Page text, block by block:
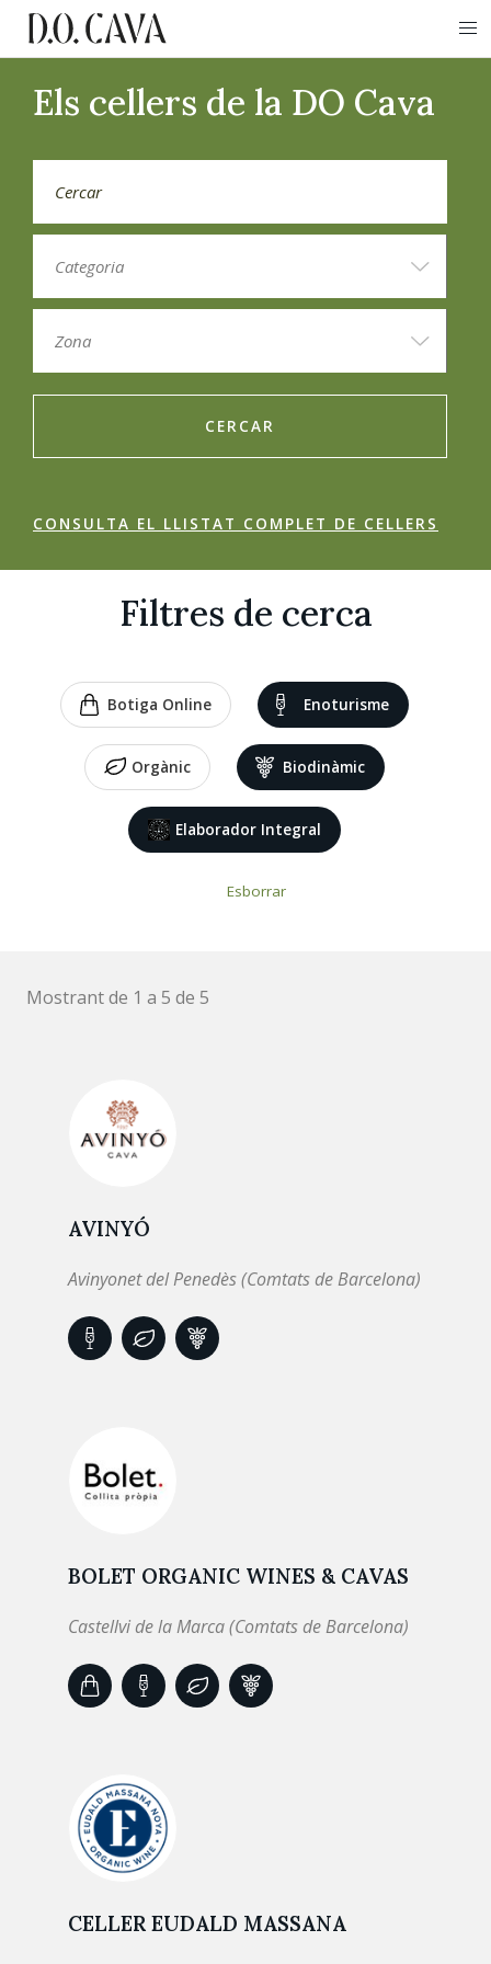
Els cellers de la DO Cava
CERCAR
CONSULTA EL LLISTAT COMPLET DE CELLERS
Filtres de cerca
Botiga Online Enoturisme
Orgànic Biodinàmic
Elaborador Integral
Esborrar
Mostrant de 1 a 5 de 5
AVINYÓ
Avinyonet del Penedès (Comtats de Barcelona)
BOLET ORGANIC WINES & CAVAS
Castellvi de la Marca (Comtats de Barcelona)
CELLER EUDALD MASSANA